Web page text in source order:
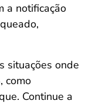
a notificação
situações onde
, como
Continue a